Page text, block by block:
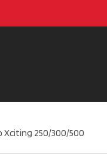
Xciting 250/300/500